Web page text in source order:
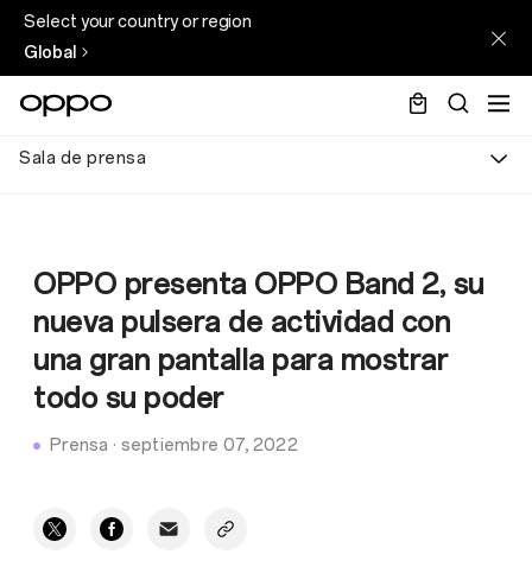
Select your country or region
Global
Sala de prensa
OPPO presenta OPPO Band 2, su
nueva pulsera de actividad con
una gran pantalla para mostrar
todo su poder
Prensa · septiembre 07, 2022